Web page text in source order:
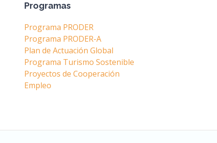
Programas
Programa PRODER
Programa PRODER-A
Plan de Actuación Global
Programa Turismo Sostenible
Proyectos de Cooperación
Empleo